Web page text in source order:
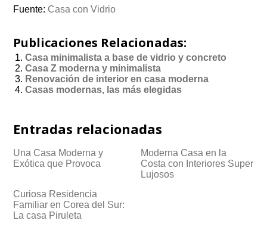
Fuente: Casa con Vidrio
Publicaciones Relacionadas:
Casa minimalista a base de vidrio y concreto
Casa Z moderna y minimalista
Renovación de interior en casa moderna
Casas modernas, las más elegidas
Entradas relacionadas
Una Casa Moderna y
Exótica que Provoca
Moderna Casa en la
Costa con Interiores Super
Lujosos
Curiosa Residencia
Familiar en Corea del Sur:
La casa Piruleta